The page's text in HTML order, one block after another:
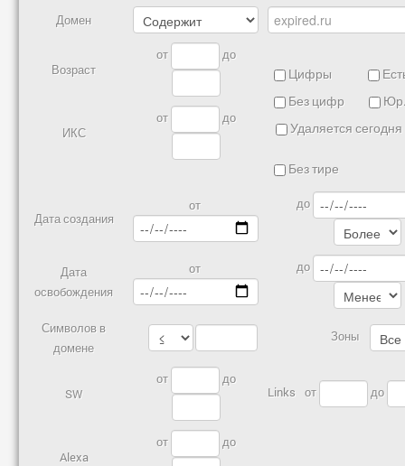
Домен
Возраст
от до
Цифры
Без цифр
Удаляется сегодня
ИКС
от до
Без тире
Дата создания
от до
Дата
освобождения
от до
Символов в
домене
Зоны
SW
от
до
Links
от до
Alexa
от до